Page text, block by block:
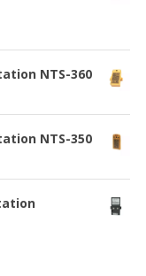
NTS-360
NTS-350